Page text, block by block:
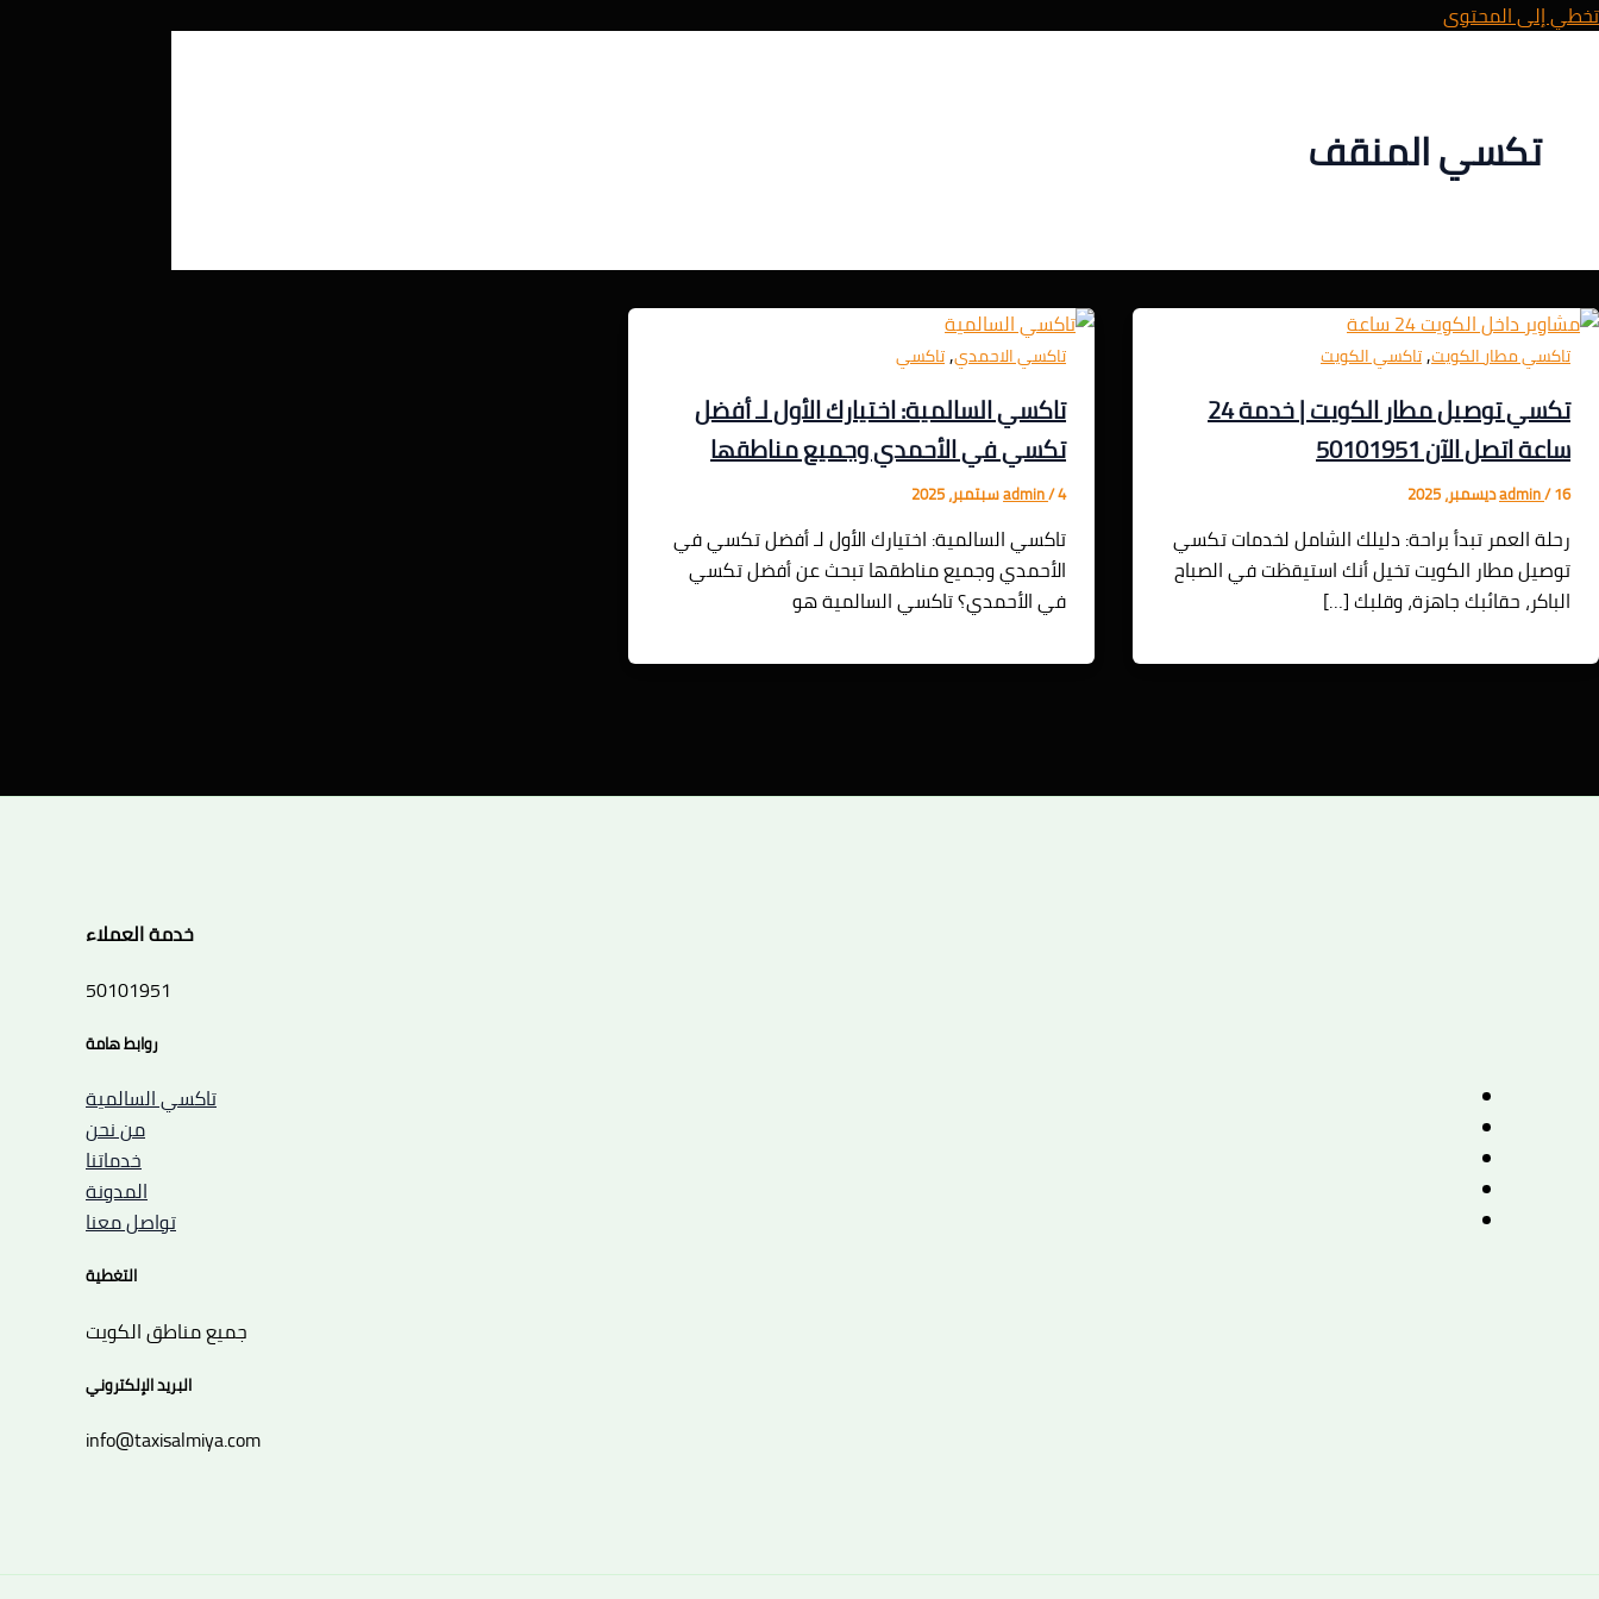
تخطي إلى المحتوى
تكسي المنقف
تاكسي مطار الكويت,تاكسي الكويت
تكسي توصيل مطار الكويت | خدمة 24
ساعة اتصل الآن 50101951
admin/16 ديسمبر، 2025
رحلة العمر تبدأ براحة: دليلك الشامل لخدمات تكسي
توصيل مطار الكويت تخيل أنك استيقظت في الصباح
الباكر، حقائبك جاهزة، وقلبك […]
تاكسي الاحمدي,تاكسي
تاكسي السالمية: اختيارك الأول لـ أفضل
تكسي في الأحمدي وجميع مناطقها
admin/4 سبتمبر، 2025
تاكسي السالمية: اختيارك الأول لـ أفضل تكسي في
الأحمدي وجميع مناطقها تبحث عن أفضل تكسي
في الأحمدي؟ تاكسي السالمية هو
خدمة العملاء
50101951
روابط هامة
تاكسي السالمية
من نحن
خدماتنا
المدونة
تواصل معنا
التغطية
جميع مناطق الكويت
البريد الإلكتروني
info@taxisalmiya.com